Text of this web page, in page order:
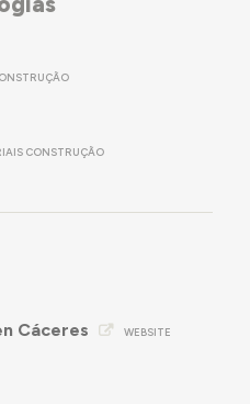
CONSTRUÇÃO
Cáceres WEBSITE